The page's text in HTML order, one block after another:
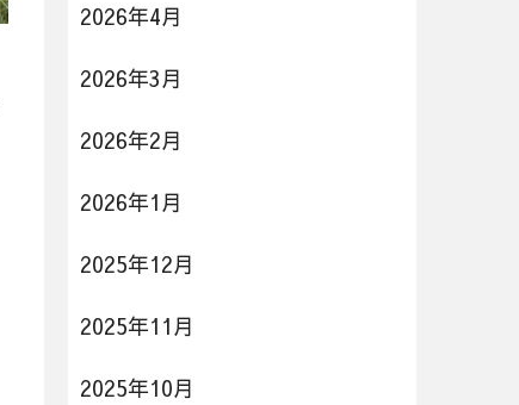
2026年4月
2026年3月
2026年2月
2026年1月
2025年12月
2025年11月
2025年10月